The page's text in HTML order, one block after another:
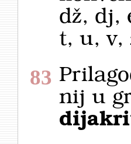
dž, dj,
t, u, v,
83
nij u